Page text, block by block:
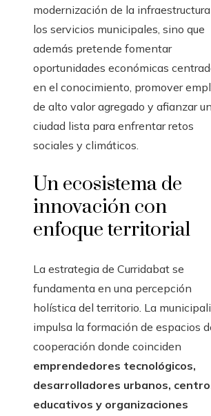
modernización de la
los servicios municipales, sino que
además pretende fomentar
oportunidades económicas
en el conocimiento, promover
de alto valor agregado y afianzar
ciudad lista para enfrentar retos
sociales y climáticos.
Un ecosistema de
innovación con
enfoque territorial
La estrategia de Curridabat se
fundamenta en una percepción
holística del territorio. La
impulsa la formación de espacios
cooperación donde coinciden
emprendedores tecnológicos,
desarrolladores urbanos,
educativos y organizaciones